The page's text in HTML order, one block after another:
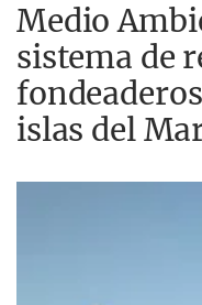
Medio
sistema de
islas del